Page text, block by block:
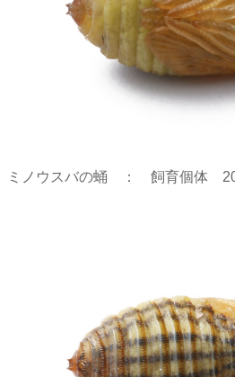
ミノウスバの蛹 ： 飼育個体